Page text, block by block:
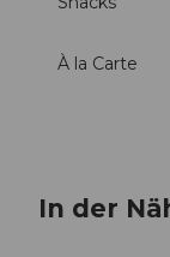
À la Carte
In der